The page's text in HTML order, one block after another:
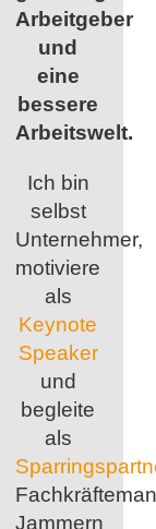
Arbeitgeber
und
eine
bessere
Arbeitswelt.
Ich bin
selbst
Unternehmer,
motiviere
als
Keynote
Speaker
und
begleite
als
Jammern